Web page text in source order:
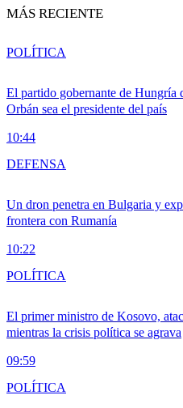
MÁS RECIENTE
El partido gobernante de Hungría
Orbán sea el presidente del país
10:44
POLÍTICA
Un dron penetra en Bulgaria y
frontera con Rumanía
10:22
DEFENSA
El primer ministro de Kosovo,
mientras la crisis política se agrava
09:59
POLÍTICA
POLÍTICA